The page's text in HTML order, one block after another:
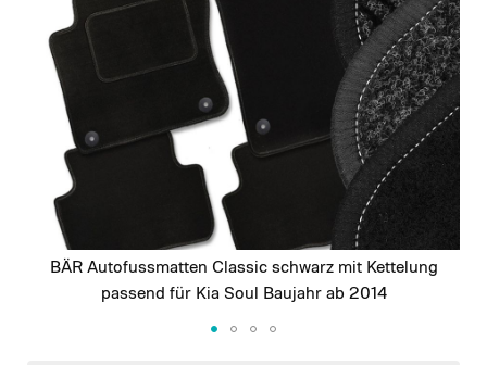
images
gallery
BÄR Autofussmatten Classic schwarz mit Kettelung
passend für Kia Soul Baujahr ab 2014